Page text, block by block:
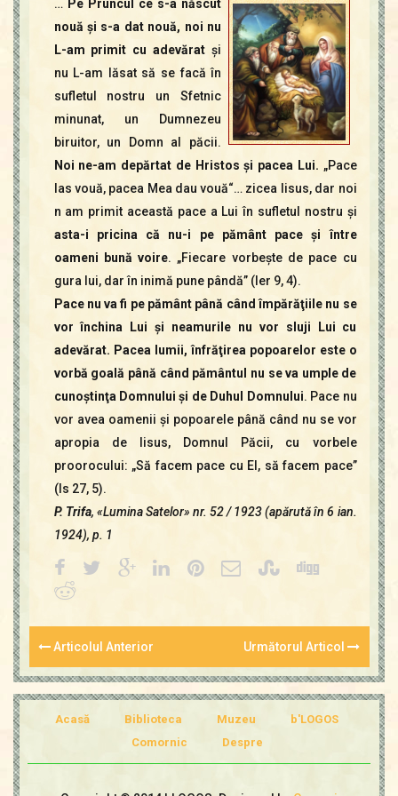
Icoane
Mărgăritare
Calendar
Glosar
Repere
Contact
… Pe Pruncul ce s-a născut
nouă şi s-a dat nouă, noi nu
L-am primit cu adevărat şi
nu L-am lăsat să se facă în
sufletul nostru un Sfetnic
minunat, un Dumnezeu
biruitor, un Domn al păcii.
Noi ne-am depărtat de Hristos şi pacea Lui. „Pace
las vouă, pacea Mea dau vouă“… zicea Iisus, dar noi
n am primit această pace a Lui în sufletul nostru şi
asta-i pricina că nu-i pe pământ pace şi între
oameni bună voire. „Fiecare vorbeşte de pace cu
gura lui, dar în inimă pune pândă” (Ier 9, 4).
Pace nu va fi pe pământ până când împărăţiile nu se
vor închina Lui şi neamurile nu vor sluji Lui cu
adevărat. Pacea lumii, înfrăţirea popoarelor este o
vorbă goală până când pământul nu se va umple de
cunoştinţa Domnului şi de Duhul Domnului. Pace nu
vor avea oamenii şi popoarele până când nu se vor
apropia de Iisus, Domnul Păcii, cu vorbele
proorocului: „Să facem pace cu El, să facem pace”
(Is 27, 5).
P. Trifa, «Lumina Satelor» nr. 52 / 1923 (apărută în 6 ian.
1924), p. 1
Articolul Anterior Următorul Articol
Acasă Biblioteca Muzeu
b'LOGOS
Comornic
Despre